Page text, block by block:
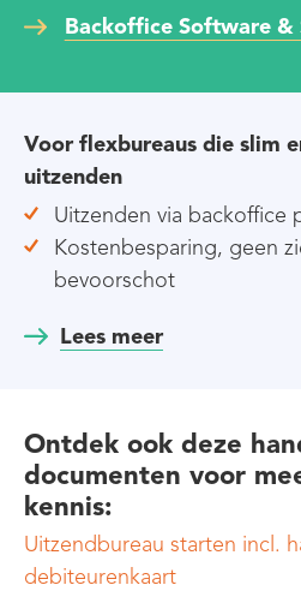
Backoffice Software &
Voor flexbureaus die slim
uitzenden
Uitzenden via backoffice
Kostenbesparing, geen
bevoorschot
Lees meer
Ontdek ook deze
documenten voor
kennis:
Uitzendbureau starten incl.
debiteurenkaart